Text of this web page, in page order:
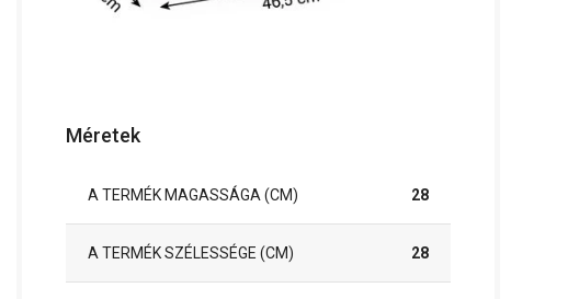
Méretek
A TERMÉK MAGASSÁGA (CM) 28
A TERMÉK SZÉLESSÉGE (CM) 28